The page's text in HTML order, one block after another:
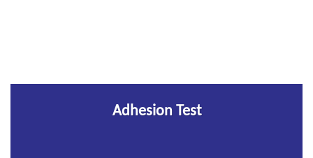
Adhesion Test